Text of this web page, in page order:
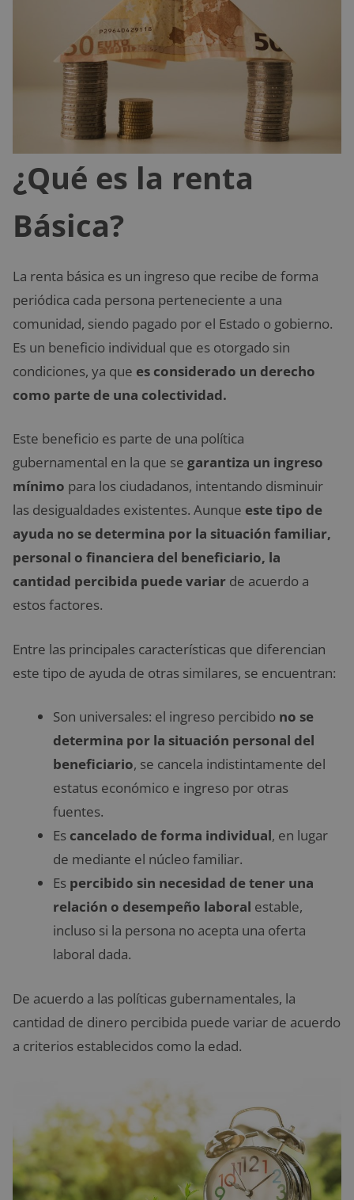
¿Qué es la renta
Básica?
La renta básica es un ingreso que recibe de forma
periódica cada persona perteneciente a una
comunidad, siendo pagado por el Estado o gobierno.
Es un beneficio individual que es otorgado sin
condiciones, ya que es considerado un derecho
como parte de una colectividad.
Este beneficio es parte de una política
gubernamental en la que se garantiza un ingreso
mínimo para los ciudadanos, intentando disminuir
las desigualdades existentes. Aunque este tipo de
ayuda no se determina por la situación familiar,
personal o financiera del beneficiario, la
cantidad percibida puede variar de acuerdo a
estos factores.
Entre las principales características que diferencian
este tipo de ayuda de otras similares, se encuentran:
Son universales: el ingreso percibido no se
determina por la situación personal del
beneficiario, se cancela indistintamente del
estatus económico e ingreso por otras
fuentes.
Es cancelado de forma individual, en lugar
de mediante el núcleo familiar.
Es percibido sin necesidad de tener una
relación o desempeño laboral estable,
incluso si la persona no acepta una oferta
laboral dada.
De acuerdo a las políticas gubernamentales, la
cantidad de dinero percibida puede variar de acuerdo
a criterios establecidos como la edad.